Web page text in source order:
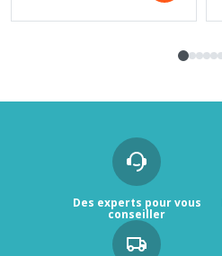
Des experts pour vous
conseiller